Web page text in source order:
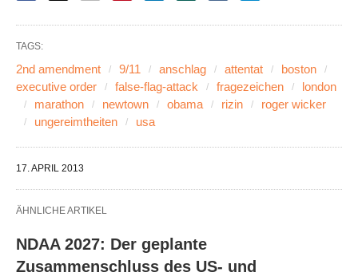
TAGS:
2nd amendment 9/11 anschlag attentat
boston
executive order
false-flag-attack fragezeichen
london
marathon
newtown obama rizin
roger wicker
ungereimtheiten
usa
17. APRIL 2013
ÄHNLICHE ARTIKEL
NDAA 2027: Der geplante
Zusammenschluss des US- und